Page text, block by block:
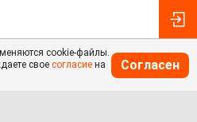
cookie-файлы.
свое согласие на
Согласен